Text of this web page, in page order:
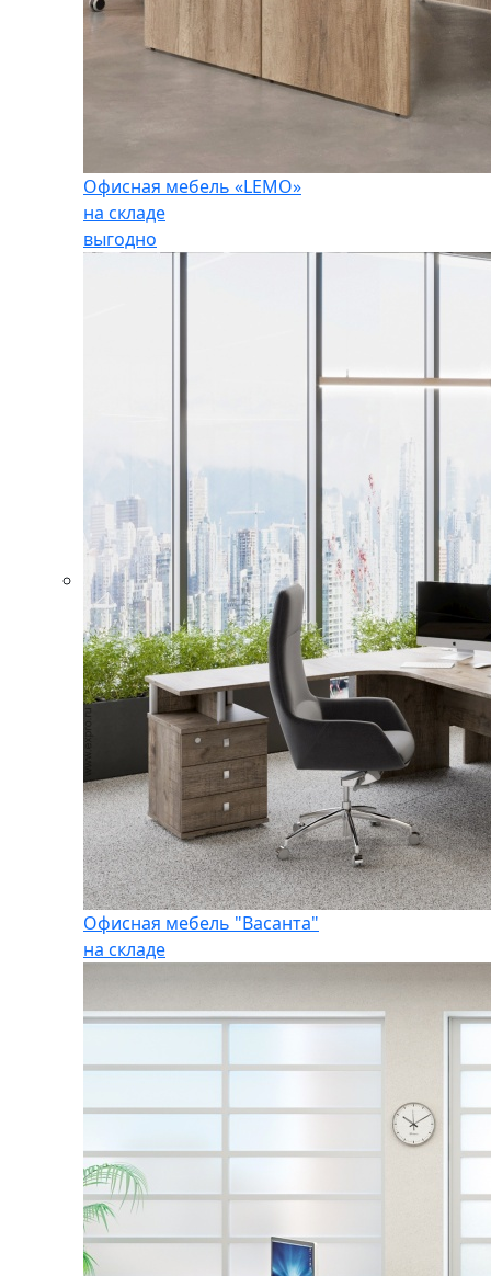
Офисная мебель «LEMO»
на складе
выгодно
Офисная мебель "Васанта"
на складе